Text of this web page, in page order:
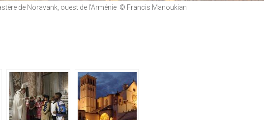
de Noravank, ouest de l’Arménie © Francis Manoukian